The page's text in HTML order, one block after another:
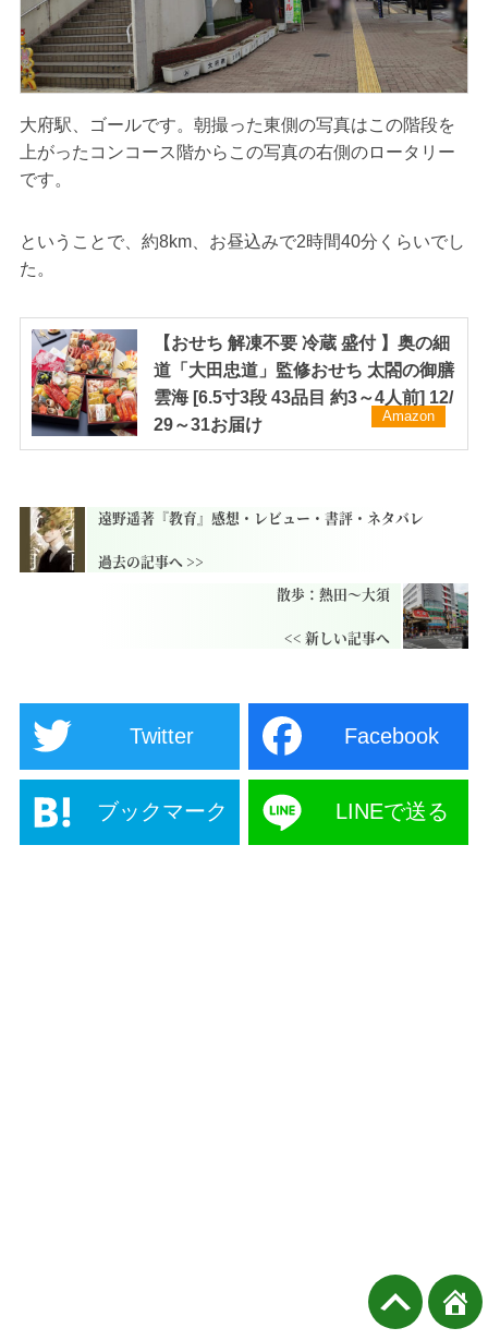
大府駅、ゴールです。朝撮った東側の写真はこの階段を
上がったコンコース階からこの写真の右側のロータリー
です。
ということで、約8km、お昼込みで2時間40分くらいでし
た。
【おせち 解凍不要 冷蔵 盛付 】奥の細
道「大田忠道」監修おせち 太閤の御膳
雲海 [6.5寸3段 43品目 約3～4人前] 12/
29～31お届け
Amazon
遠野遥著『教育』感想・レビュー・書評・ネタバレ
散歩：熱田〜大須
Twitter Facebook
ブックマーク LINEで送る